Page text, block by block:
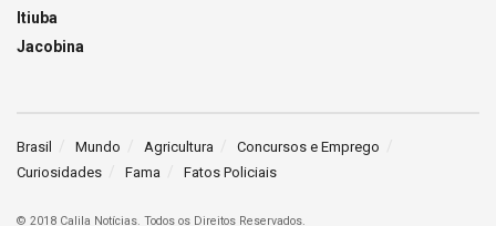
Itiuba
Jacobina
Brasil Mundo Agricultura
Concursos e Emprego
Curiosidades
Fama Fatos Policiais
© 2018 Calila Notícias. Todos os Direitos Reservados.